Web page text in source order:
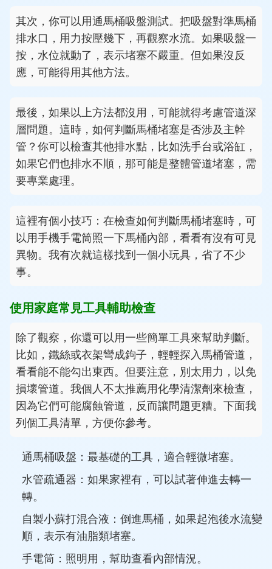
其次，你可以用通馬桶吸盤測試。把吸盤對準馬桶
排水口，用力按壓幾下，再觀察水流。如果吸盤一
按，水位就動了，表示堵塞不嚴重。但如果沒反
應，可能得用其他方法。
最後，如果以上方法都沒用，可能就得考慮管道深
層問題。這時，如何判斷馬桶堵塞是否涉及主幹
管？你可以檢查其他排水點，比如洗手台或浴缸，
如果它們也排水不順，那可能是整體管道堵塞，需
要專業處理。
這裡有個小技巧：在檢查如何判斷馬桶堵塞時，可
以用手機手電筒照一下馬桶內部，看看有沒有可見
異物。我有次就這樣找到一個小玩具，省了不少
事。
使用家庭常見工具輔助檢查
除了觀察，你還可以用一些簡單工具來幫助判斷。
比如，鐵絲或衣架彎成鉤子，輕輕探入馬桶管道，
看看能不能勾出東西。但要注意，別太用力，以免
損壞管道。我個人不太推薦用化學清潔劑來檢查，
因為它們可能腐蝕管道，反而讓問題更糟。下面我
列個工具清單，方便你參考。
通馬桶吸盤：最基礎的工具，適合輕微堵塞。
水管疏通器：如果家裡有，可以試著伸進去轉一
轉。
自製小蘇打混合液：倒進馬桶，如果起泡後水流變
順，表示有油脂類堵塞。
手電筒：照明用，幫助查看內部情況。